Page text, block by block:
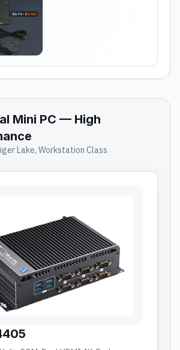
Mini PC — High
Lake, Workstation Class